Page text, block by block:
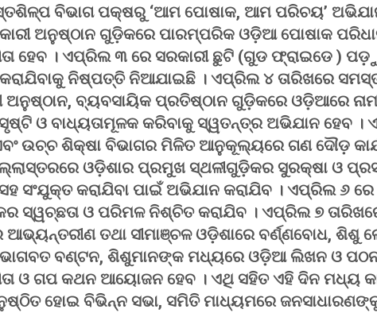
ବିଭାଗ ପକ୍ଷରୁ ‘ଆମ ପୋଷାକ, ଆମ ପରିଚୟ’
ଅନୁଷ୍ଠାନ ଗୁଡ଼ିକରେ ପାରମ୍ପରିକ ଓଡ଼ିଆ ପୋଷାକ
ହେବ । ଏପ୍ରିଲ ୩ ରେ ସରକାରୀ ଛୁଟି (ଗୁଡ ଫ୍ରାଇଡେ )
ନିଷ୍ପତ୍ତି ନିଆଯାଇଛି । ଏପ୍ରିଲ ୪ ତାରିଖରେ
ଅନୁଷ୍ଠାନ, ବ୍ୟବସାୟିକ ପ୍ରତିଷ୍ଠାନ ଗୁଡ଼ିକରେ ଓଡ଼ିଆରେ
ଓ ବାଧ୍ୟତାମୂଳକ କରିବାକୁ ସ୍ୱତନ୍ତ୍ର ଅଭିଯାନ ହେବ ।
ଉଚ୍ଚ ଶିକ୍ଷା ବିଭାଗର ମିଳିତ ଆନୁକୂଲ୍ୟରେ ଗଣ ଦୌଡ଼
ଓଡ଼ିଶାର ପ୍ରମୁଖ ସ୍ଥଳୀଗୁଡ଼ିକର ସୁରକ୍ଷା ଓ
ସହ ସଂଯୁକ୍ତ କରାଯିବା ପାଇଁ ଅଭିଯାନ କରାଯିବ । ଏପ୍ରିଲ ୬
ସ୍ୱଚ୍ଛତା ଓ ପରିମଳ ନିଶ୍ଚିତ କରାଯିବ । ଏପ୍ରିଲ ୭
ତଥା ସୀମାଞ୍ଚଳ ଓଡ଼ିଶାରେ ବର୍ଣ୍ଣବୋଧ, ଶିଶୁ
ବଣ୍ଟନ, ଶିଶୁମାନଙ୍କ ମଧ୍ୟରେ ଓଡ଼ିଆ ଲିଖନ ଓ
ଓ ଗପ କଥନ ଆୟୋଜନ ହେବ । ଏଥି ସହିତ ଏହି ଦିନ ମଧ୍ୟ
ହୋଇ ବିଭିନ୍ନ ସଭା, ସମିତି ମାଧ୍ୟମରେ